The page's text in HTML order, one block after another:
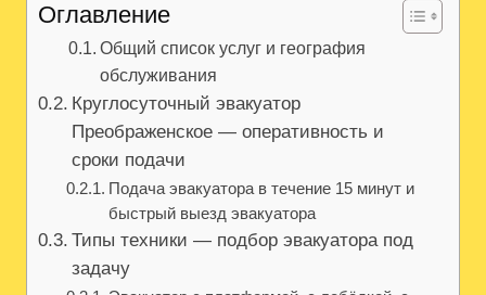
Оглавление
Общий список услуг и география
обслуживания
Круглосуточный эвакуатор
Преображенское — оперативность и
сроки подачи
Подача эвакуатора в течение 15 минут и
быстрый выезд эвакуатора
Типы техники — подбор эвакуатора под
задачу